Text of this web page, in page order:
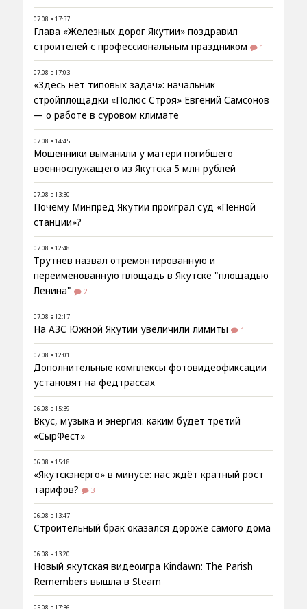
07.08 в 17:37
Глава «Железных дорог Якутии» поздравил
строителей с профессиональным праздником
1
07.08 в 17:03
«Здесь нет типовых задач»: начальник
стройплощадки «Полюс Строя» Евгений Самсонов
— о работе в суровом климате
07.08 в 14:45
Мошенники выманили у матери погибшего
военнослужащего из Якутска 5 млн рублей
07.08 в 13:30
Почему Минпред Якутии проиграл суд «Пенной
станции»?
07.08 в 12:48
Трутнев назвал отремонтированную и
переименованную площадь в Якутске "площадью
Ленина"
2
07.08 в 12:17
На АЗС Южной Якутии увеличили лимиты 1
07.08 в 12:01
Дополнительные комплексы фотовидеофиксации
установят на федтрассах
06.08 в 15:39
Вкус, музыка и энергия: каким будет третий
«СырФест»
06.08 в 15:18
«Якутскэнерго» в минусе: нас ждёт кратный рост
тарифов?
3
06.08 в 13:47
Строительный брак оказался дороже самого дома
06.08 в 13:20
Новый якутская видеоигра Kindawn: The Parish
Remembers вышла в Steam
05.08 в 17:36